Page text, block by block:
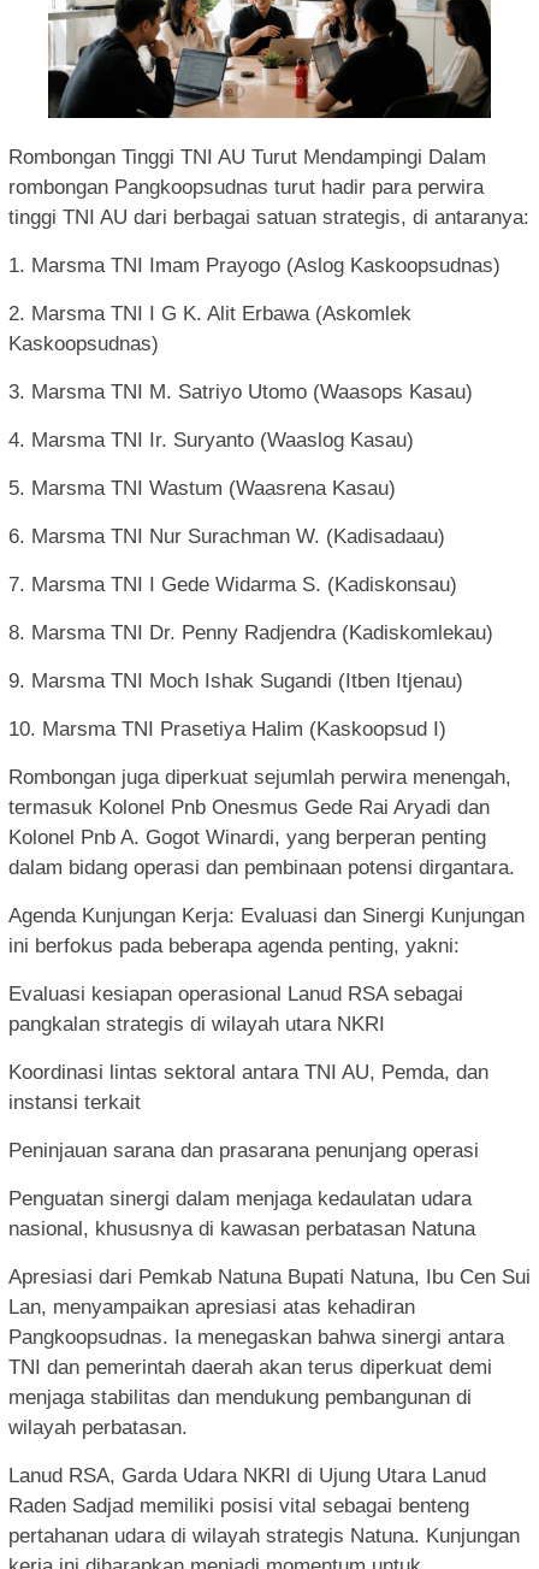
Rombongan Tinggi TNI AU Turut Mendampingi Dalam
rombongan Pangkoopsudnas turut hadir para perwira
tinggi TNI AU dari berbagai satuan strategis, di antaranya:
1. Marsma TNI Imam Prayogo (Aslog Kaskoopsudnas)
2. Marsma TNI I G K. Alit Erbawa (Askomlek
Kaskoopsudnas)
3. Marsma TNI M. Satriyo Utomo (Waasops Kasau)
4. Marsma TNI Ir. Suryanto (Waaslog Kasau)
5. Marsma TNI Wastum (Waasrena Kasau)
6. Marsma TNI Nur Surachman W. (Kadisadaau)
7. Marsma TNI I Gede Widarma S. (Kadiskonsau)
8. Marsma TNI Dr. Penny Radjendra (Kadiskomlekau)
9. Marsma TNI Moch Ishak Sugandi (Itben Itjenau)
10. Marsma TNI Prasetiya Halim (Kaskoopsud I)
Rombongan juga diperkuat sejumlah perwira menengah,
termasuk Kolonel Pnb Onesmus Gede Rai Aryadi dan
Kolonel Pnb A. Gogot Winardi, yang berperan penting
dalam bidang operasi dan pembinaan potensi dirgantara.
Agenda Kunjungan Kerja: Evaluasi dan Sinergi Kunjungan
ini berfokus pada beberapa agenda penting, yakni:
Evaluasi kesiapan operasional Lanud RSA sebagai
pangkalan strategis di wilayah utara NKRI
Koordinasi lintas sektoral antara TNI AU, Pemda, dan
instansi terkait
Peninjauan sarana dan prasarana penunjang operasi
Penguatan sinergi dalam menjaga kedaulatan udara
nasional, khususnya di kawasan perbatasan Natuna
Apresiasi dari Pemkab Natuna Bupati Natuna, Ibu Cen Sui
Lan, menyampaikan apresiasi atas kehadiran
Pangkoopsudnas. Ia menegaskan bahwa sinergi antara
TNI dan pemerintah daerah akan terus diperkuat demi
menjaga stabilitas dan mendukung pembangunan di
wilayah perbatasan.
Lanud RSA, Garda Udara NKRI di Ujung Utara Lanud
Raden Sadjad memiliki posisi vital sebagai benteng
pertahanan udara di wilayah strategis Natuna. Kunjungan